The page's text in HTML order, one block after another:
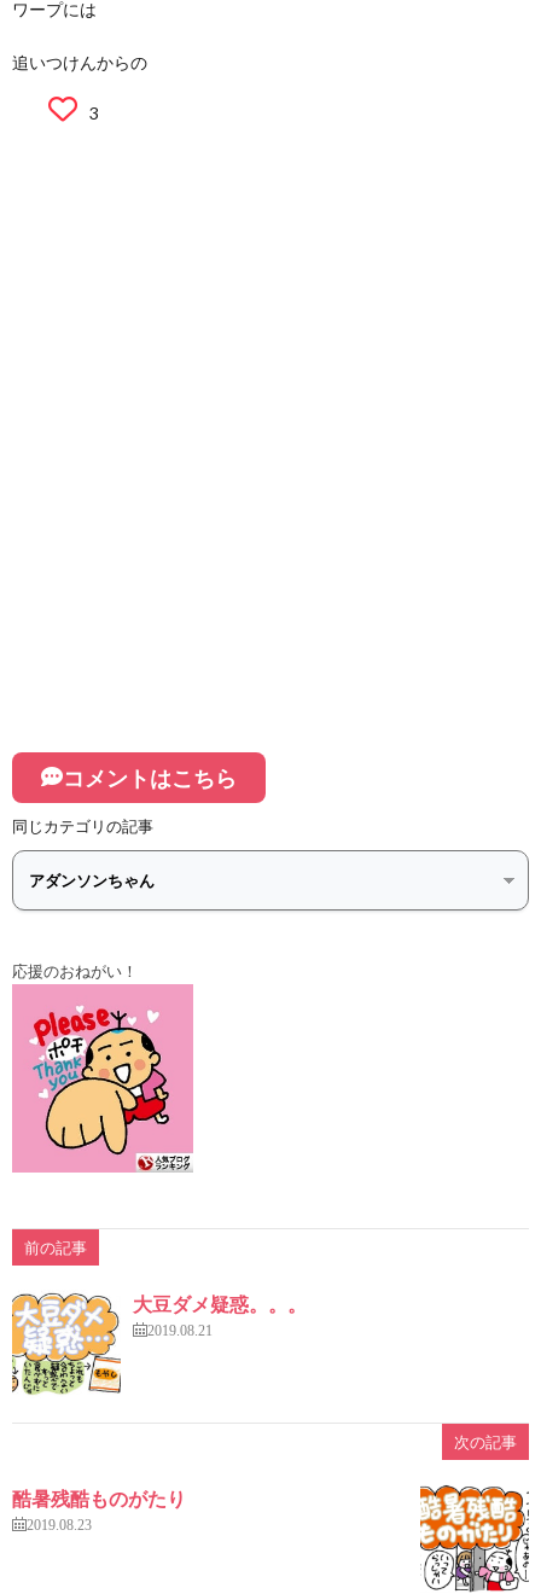
ワープには
追いつけんからの
3
コメントはこちら
同じカテゴリの記事
応援のおねがい！
前の記事
大豆ダメ疑惑。。。
2019.08.21
次の記事
酷暑残酷ものがたり
2019.08.23